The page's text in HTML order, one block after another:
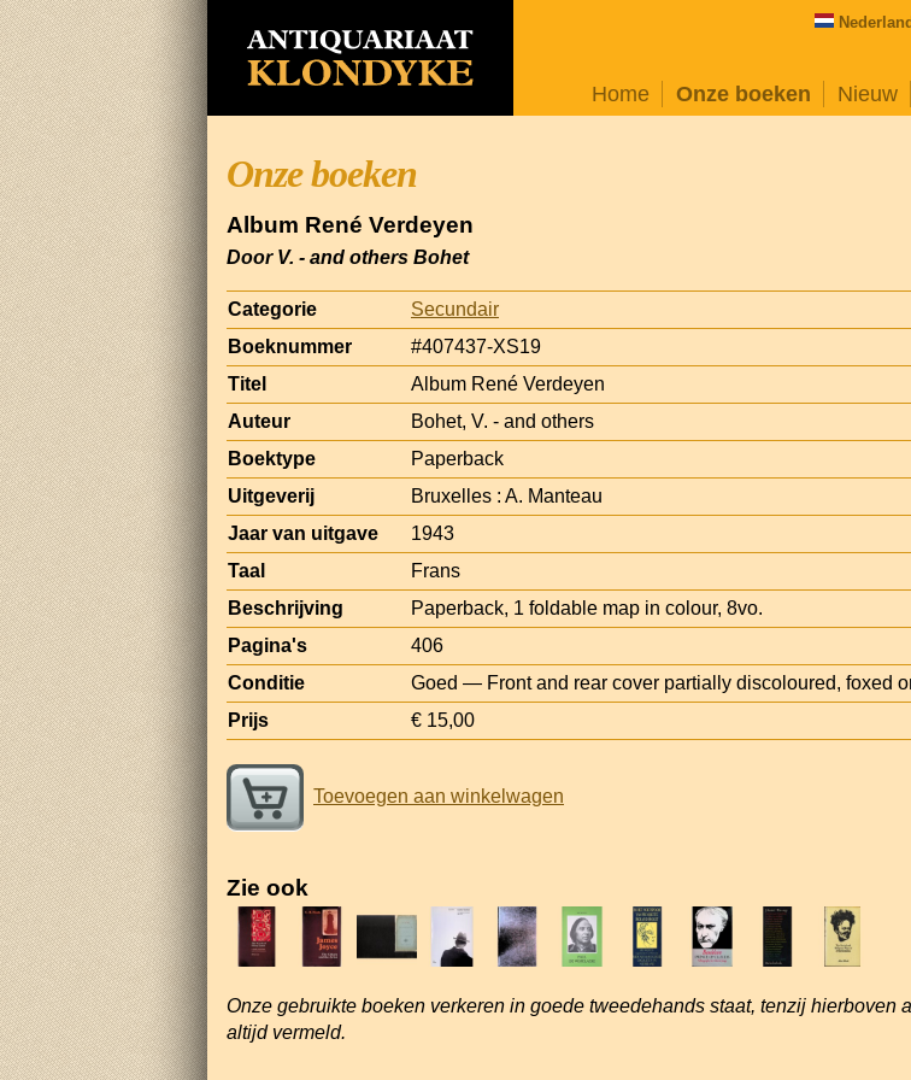
Home Onze boeken Nieuw
Onze boeken
Album René Verdeyen
Door V. - and others Bohet
Categorie
Secundair
Boeknummer
#407437-XS19
Titel
Album René Verdeyen
Auteur
Bohet, V. - and others
Boektype
Paperback
Uitgeverij
Bruxelles : A. Manteau
Jaar van uitgave
1943
Taal
Frans
Beschrijving
Paperback, 1 foldable map in colour, 8vo.
Pagina's
406
Conditie
Goed — Front and rear cover partially discoloured, foxed
Prijs
€ 15,00
Toevoegen aan winkelwagen
Zie ook
Onze gebruikte boeken verkeren in goede tweedehands staat, tenzij
altijd vermeld.